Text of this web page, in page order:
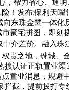
帮力省心、通
！发布:保利天曜
东珠金琶一体
豪宅拼图，即刻
介差价。融入珠
贵之地，珠城、
认证正轨置业
置业消息，规避
截，提前拨打专